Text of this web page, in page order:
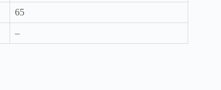
65
–